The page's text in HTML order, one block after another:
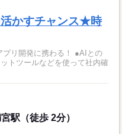
かすチャンス★時
発に携わる！ ●AIとの
トツールなどを使って社内確
駅（徒歩 2分）